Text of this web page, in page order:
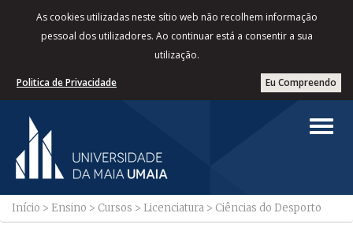
As cookies utilizadas neste sítio web não recolhem informação
pessoal dos utilizadores. Ao continuar está a consentir a sua
utilização.
Eu Compreendo
Politica de Privacidade
Início > Ensino > Cursos > Licenciatura > Ciências do Desporto